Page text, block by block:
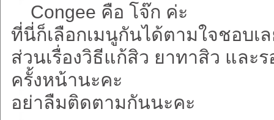
Congee คือ โจ๊ก ค่ะ
ที่นี่ก็เลือกเมนูกันได้ตามใจชอบเ
ส่วนเรื่องวิธีแก้สิว ยาทาสิว และ
ครั้งหน้านะคะ
อย่าลืมติดตามกันนะคะ